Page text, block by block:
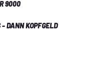
9000
DANN KOPFGELD